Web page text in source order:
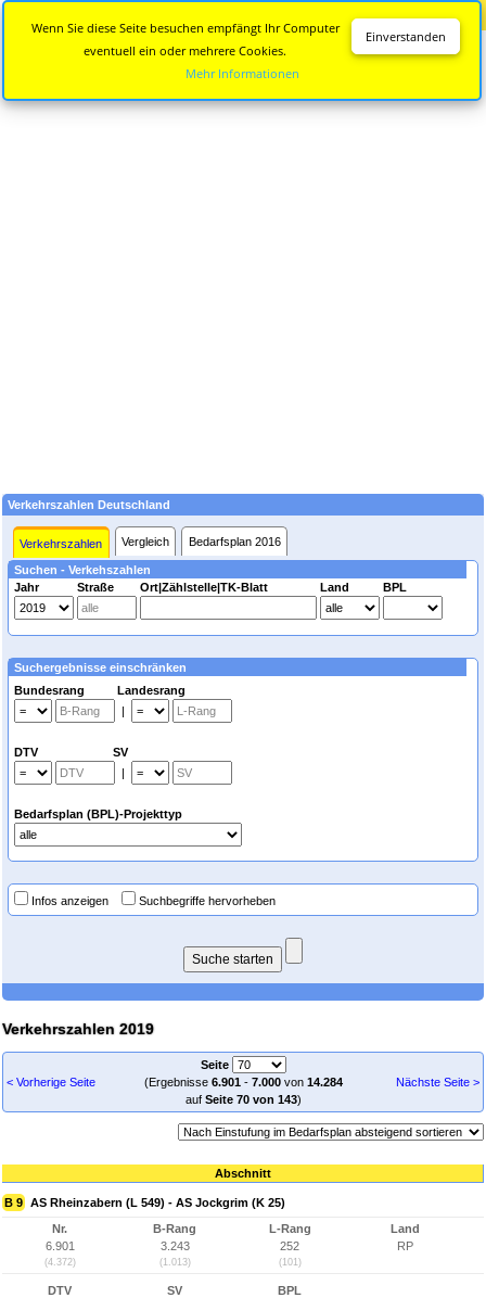
Verkehrszahlen Deutschland
Verkehrszahlen Vergleich Bedarfsplan 2016
Suchen - Verkehszahlen
Jahr
Straße Ort|Zählstelle|TK-Blatt Land BPL
Suchergebnisse einschränken
Bundesrang Landesrang
|
DTV SV
|
Bedarfsplan (BPL)-Projekttyp
Infos anzeigen Suchbegriffe hervorheben
Verkehrszahlen 2019
< Vorherige Seite
Seite
(Ergebnisse 6.901- 7.000von 14.284
auf Seite 70 von 143)
Nächste Seite >
Abschnitt
B 9 AS Rheinzabern (L 549) - AS Jockgrim (K 25)
Nr.
6.901
(4.372)
B-Rang
3.243
(1.013)
L-Rang
252
(101)
Land
RP
DTV
SV
BPL
Einverstanden
Wenn Sie diese Seite besuchen empfängt Ihr Computer
eventuell ein oder mehrere Cookies.
Mehr Informationen